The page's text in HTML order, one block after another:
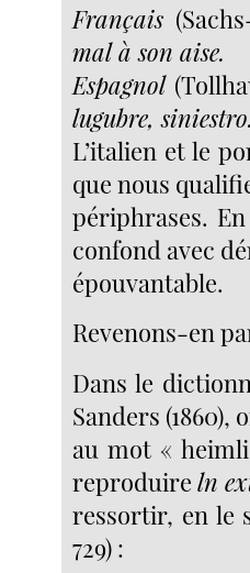
Français
mal à son aise.
Espagnol
lugubre, siniestro.
L’italien et le
que nous
périphrases.
confond avec
épouvantable.
Revenons-en
Dans le
Sanders (1860),
au mot «
reproduireln
ressortir, en le
729) :